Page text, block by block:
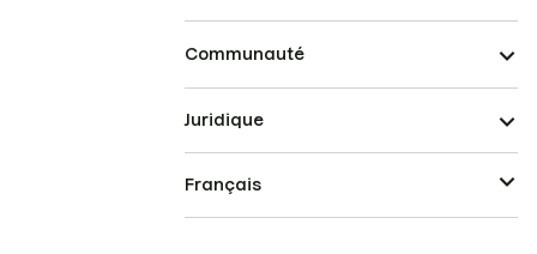
Communauté
Juridique
Français